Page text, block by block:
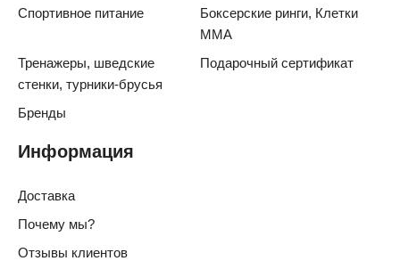
Спортивное питание
Боксерские ринги, Клетки
ММА
Тренажеры, шведские
стенки, турники-брусья
Подарочный сертификат
Бренды
Информация
Доставка
Почему мы?
Отзывы клиентов